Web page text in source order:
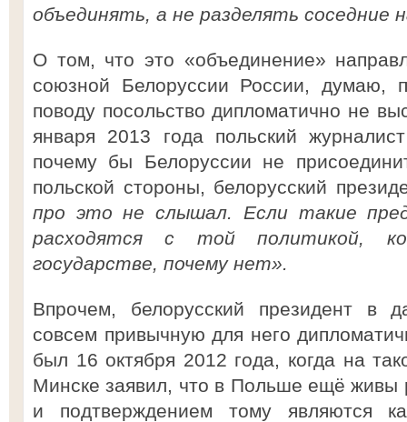
объединять, а не разделять соседние
О том, что это «объединение»
союзной Белоруссии России,
поводу посольство дипломатично не
января 2013 года польский
почему бы Белоруссии не
польской стороны, белорусский
про это не слышал. Если такие
расходятся с той политикой,
государстве, почему нет».
Впрочем, белорусский президент в
совсем привычную для него
был 16 октября 2012 года, когда на
Минске заявил, что в Польше ещё живы
и подтверждением тому являются